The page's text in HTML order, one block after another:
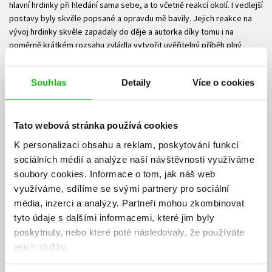
Souhlas Detaily Více o cookies
Tato webová stránka používá cookies
K personalizaci obsahu a reklam, poskytování funkcí
sociálních médií a analýze naší návštěvnosti využíváme
soubory cookies. Informace o tom, jak náš web
využíváme, sdílíme se svými partnery pro sociální
média, inzerci a analýzy. Partneři mohou zkombinovat
tyto údaje s dalšími informacemi, které jim byly
poskytnuty, nebo které poté následovaly, že používáte
jejich služby.
hlavní hrdinky při hledání sama sebe, a to včetně reakcí okolí. I vedlejší
postavy byly skvěle popsané a opravdu mě bavily. Jejich reakce na
vývoj hrdinky skvěle zapadaly do děje a autorka díky tomu i na
poměrně krátkém rozsahu zvládla vytvořit uvěřitelný příběh plný
doporučení a já jsem velmi zvědavá na další díl.
Veronika Vášová
07.10.2024
Kniha čtena v rámci spolupráce s Albatros Media. Uff, tahle knížka vám
zlomí srdce. Je to všechno psané tak syrově a hluboce a velmi
uvěřitelně. Do všech hlavních postav se tak dokážete bez problému
vcítit a chápat, proč jednají tak, jak jednají (je to YA, ale i tak!).
Jaymerson chce po setkání se smrtí naplno žít a přestává být
povrchní a nevinnou dívenkou, která je radši zticha. Najednou se
nebojí projevit svůj názor, a stát si za ním. Velmi čtivá a témeř
neodložitelná knížka s těžkými tématy jako ztráta milovaného,